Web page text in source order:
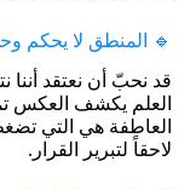
🔹 المنطق لا يحكم
قد نحبّ أن نعتقد أننا
العلم يكشف العكس
العاطفة هي التي
لاحقاً لتبرير القرار.